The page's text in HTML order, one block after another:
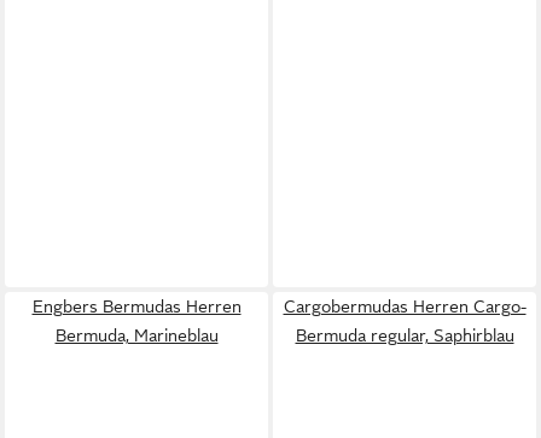
Engbers Bermudas Herren
Bermuda, Marineblau
Cargobermudas Herren Cargo-
Bermuda regular, Saphirblau